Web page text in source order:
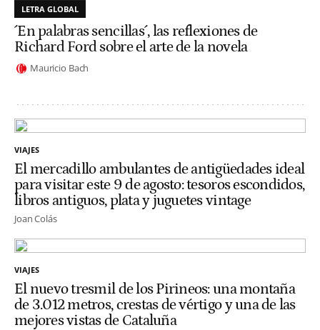
LETRA GLOBAL
´En palabras sencillas´, las reflexiones de
Richard Ford sobre el arte de la novela
Mauricio Bach
VIAJES
El mercadillo ambulantes de antigüedades ideal
para visitar este 9 de agosto: tesoros escondidos,
libros antiguos, plata y juguetes vintage
Joan Colás
VIAJES
El nuevo tresmil de los Pirineos: una montaña
de 3.012 metros, crestas de vértigo y una de las
mejores vistas de Cataluña